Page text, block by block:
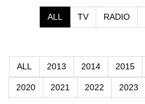
ALL TV RADIO
ALL 2013 2014 2015
2020 2021 2022 2023